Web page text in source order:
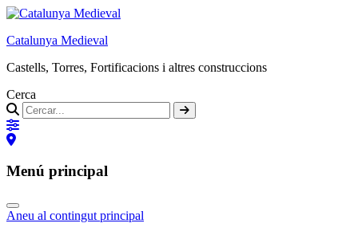
Catalunya Medieval
Castells, Torres, Fortificacions i altres construccions
Cerca
Menú principal
Aneu al contingut principal